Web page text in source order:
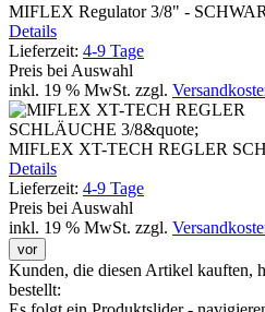
MIFLEX Regulator 3/8" -
Details
Lieferzeit: 4-9 Tage
Preis bei Auswahl
inkl. 19 % MwSt. zzgl.
MIFLEX XT-TECH REGLER
Details
Lieferzeit: 4-9 Tage
Preis bei Auswahl
inkl. 19 % MwSt. zzgl.
vor
Kunden, die diesen Artikel kauften,
bestellt: